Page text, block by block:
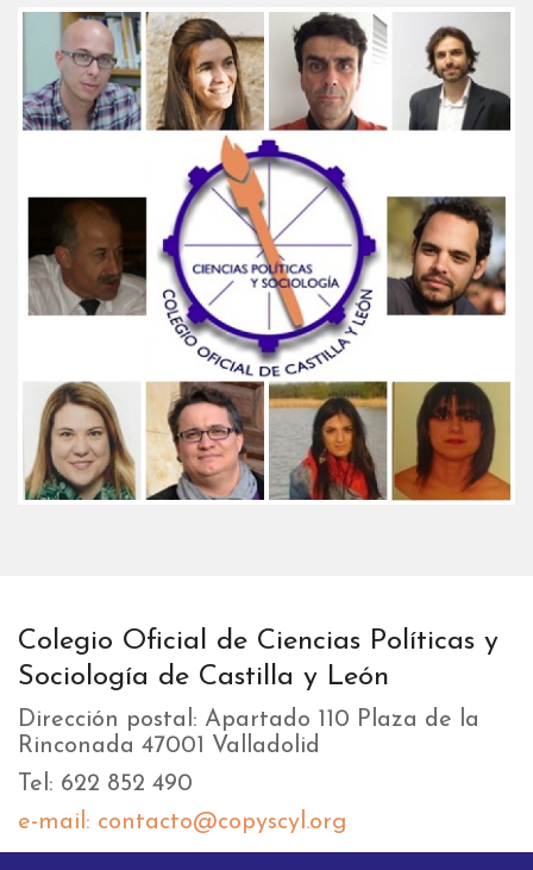
Colegio Oficial de Ciencias Políticas y
Sociología de Castilla y León
Dirección postal: Apartado 110 Plaza de la
Rinconada 47001 Valladolid
Tel: 622 852 490
e-mail: contacto@copyscyl.org